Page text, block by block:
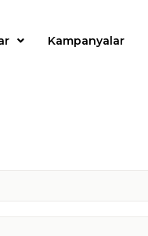
Kampanyalar